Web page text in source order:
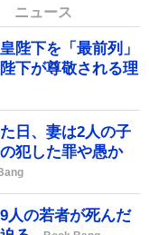
ニュース
陛下を「最前列」
下が尊敬される理
日、妻は2人の子
犯した罪や愚か
人の若者が死んだ